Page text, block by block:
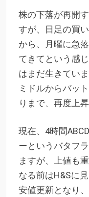
株の下落が再開
すが、日足の買
から、月曜に急
てきてという感
はまだ生きてい
ミドルからバッ
りまで、再度上
現在、4時間
ーというバタフ
ますが、上値も
なる前はH&Sに
安値更新となり